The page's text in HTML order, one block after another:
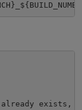
exists,